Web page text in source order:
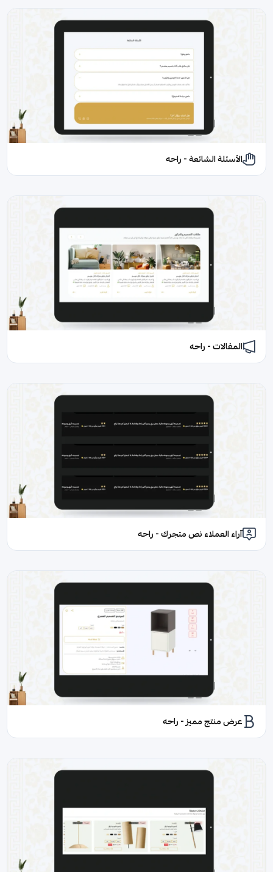
الأسئلة الشائعة - راحه
المقالات - راحه
آراء العملاء نص متجرك - راحه
عرض منتج مميز - راحه